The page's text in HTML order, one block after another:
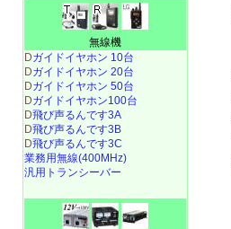
無線機
Dガイドイヤホン 10台
Dガイドイヤホン 20台
Dガイドイヤホン 50台
Dガイドイヤホン100台
D飛び声るんです3A
D飛び声るんです3B
D飛び声るんです3C
業務用無線(400MHz)
汎用トランシーバー